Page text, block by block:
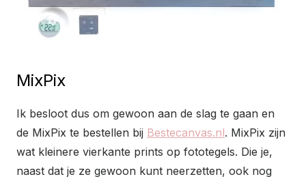
MixPix
Ik besloot dus om gewoon aan de slag te gaan en
de MixPix te bestellen bij Bestecanvas.nl. MixPix zijn
wat kleinere vierkante prints op fototegels. Die je,
naast dat je ze gewoon kunt neerzetten, ook nog